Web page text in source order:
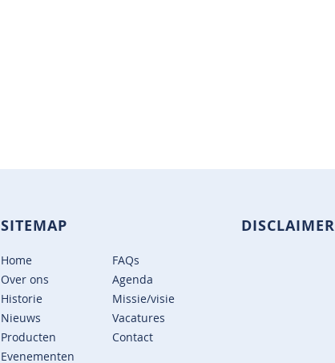
SITEMAP
Home
Over ons
Historie
Nieuws
Producten
Evenementen
FAQs
Agenda
Missie/visie
Vacatures
Contact
DISCLAIMER